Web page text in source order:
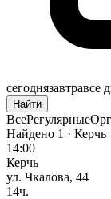
сегоднязавтравсе
Найти
ВсеРегулярные
Найдено 1 ·
14:00
Керчь
ул. Чкалова, 44
14ч.